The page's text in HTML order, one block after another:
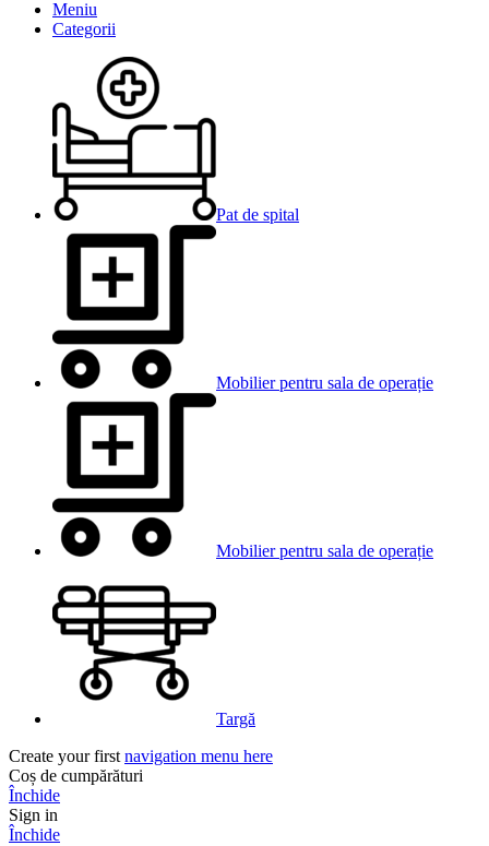
Meniu
Categorii
Pat de spital
Mobilier pentru sala de operație
Mobilier pentru sala de operație
Targă
Create your first navigation menu here
Coș de cumpărături
Închide
Sign in
Închide